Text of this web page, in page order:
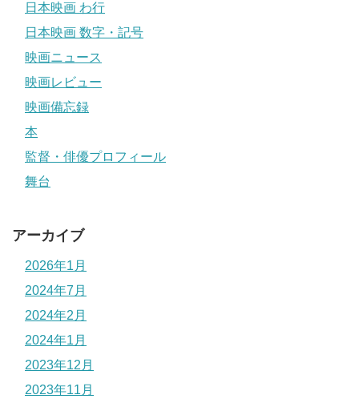
日本映画 わ行
日本映画 数字・記号
映画ニュース
映画レビュー
映画備忘録
本
監督・俳優プロフィール
舞台
アーカイブ
2026年1月
2024年7月
2024年2月
2024年1月
2023年12月
2023年11月